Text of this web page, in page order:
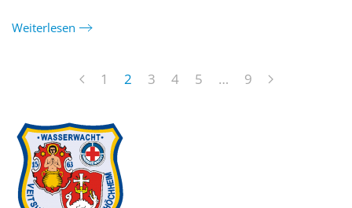
Weiterlesen
1 2 3 4 5 … 9